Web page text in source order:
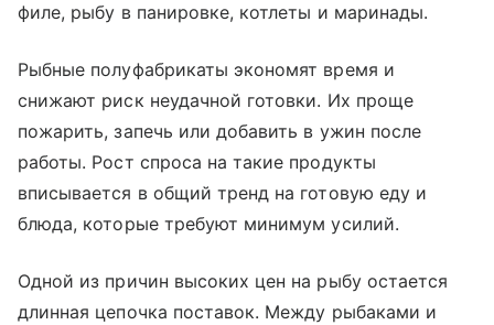
филе, рыбу в панировке, котлеты и маринады.
Рыбные полуфабрикаты экономят время и
снижают риск неудачной готовки. Их проще
пожарить, запечь или добавить в ужин после
работы. Рост спроса на такие продукты
вписывается в общий тренд на готовую еду и
блюда, которые требуют минимум усилий.
Одной из причин высоких цен на рыбу остается
длинная цепочка поставок. Между рыбаками и